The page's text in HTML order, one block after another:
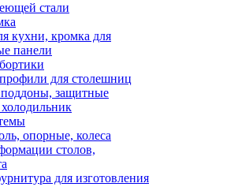
стали
кухни, кромка для
панели
для столешниц
защитные
опорные, колеса
столов,
для изготовления